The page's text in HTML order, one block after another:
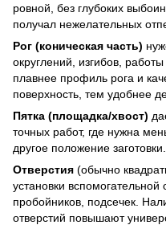
ровной, без глубоких
получал нежелательных
Рог (коническая часть)
округлений, изгибов,
плавнее профиль рога и
поверхность, тем удобнее
Пятка (площадка/хвост)
точных работ, где нужна
другое положение заготовки.
Отверстия (обычно
установки
пробойников, подсечек.
отверстий повышают